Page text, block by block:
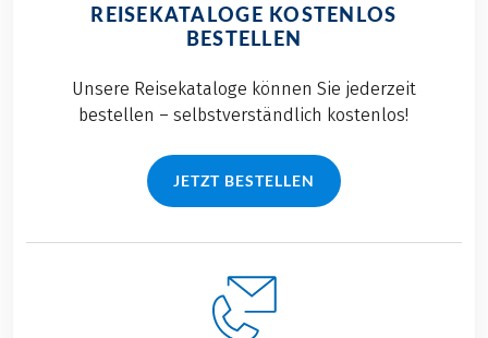
REISEKATALOGE KOSTENLOS
BESTELLEN
Unsere Reisekataloge können Sie jederzeit
bestellen – selbstverständlich kostenlos!
JETZT BESTELLEN